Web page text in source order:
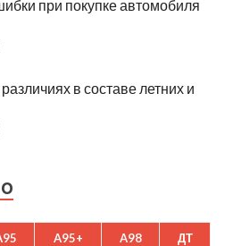
при покупке автомобиля
в составе летних и
A95+ A98 ДТ